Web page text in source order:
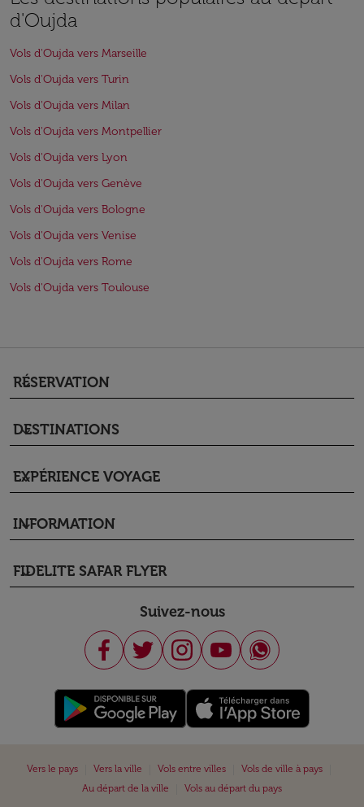
d'Oujda
Vols d'Oujda vers Marseille
Vols d'Oujda vers Turin
Vols d'Oujda vers Milan
Vols d'Oujda vers Montpellier
Vols d'Oujda vers Lyon
Vols d'Oujda vers Genève
Vols d'Oujda vers Bologne
Vols d'Oujda vers Venise
Vols d'Oujda vers Rome
Vols d'Oujda vers Toulouse
RÉSERVATION
keyboard_arrow_down
DESTINATIONS
keyboard_arrow_down
EXPÉRIENCE VOYAGE
keyboard_arrow_down
INFORMATION
keyboard_arrow_down
FIDELITE SAFAR FLYER
keyboard_arrow_down
Suivez-nous
Vers le pays Vers la ville Vols entre villes Vols de ville à pays
Au départ de la ville
Vols au départ du pays